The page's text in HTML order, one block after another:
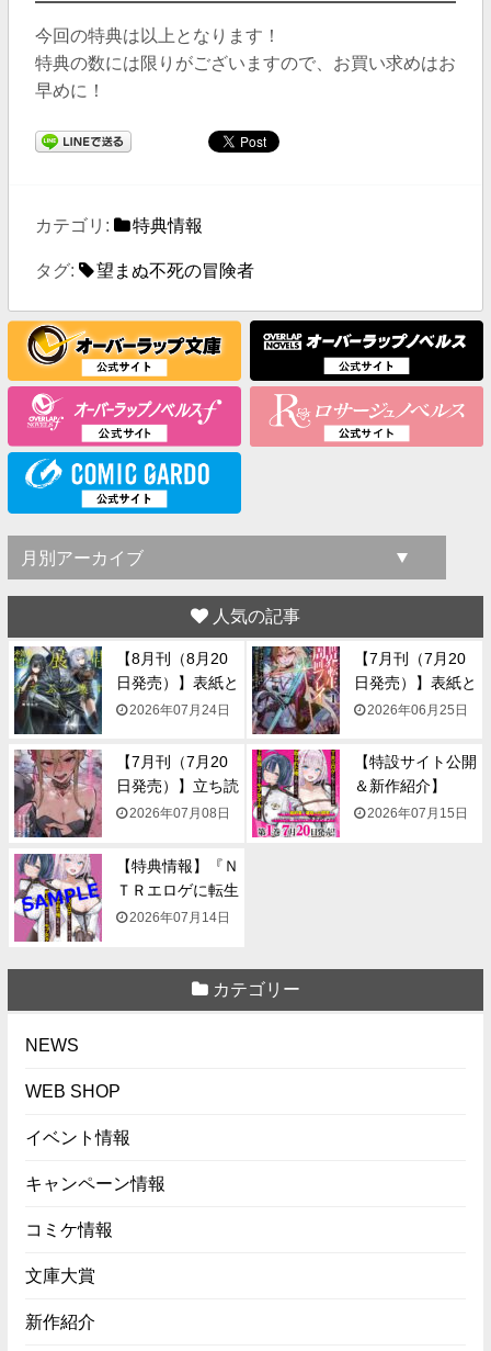
今回の特典は以上となります！
特典の数には限りがございますので、お買い求めはお
早めに！
カテゴリ: 特典情報
タグ: 望まぬ不死の冒険者
人気の記事
【8月刊（8月20
日発売）】表紙と
一...2026年07月24日
【7月刊（7月20
日発売）】表紙と
一...2026年06月25日
【7月刊（7月20
日発売）】立ち読
み...2026年07月08日
【特設サイト公開
＆新作紹介】
『NTR...
2026年07月15日
【特典情報】『Ｎ
ＴＲエロゲに転生
して...
2026年07月14日
カテゴリー
NEWS
WEB SHOP
イベント情報
キャンペーン情報
コミケ情報
文庫大賞
新作紹介